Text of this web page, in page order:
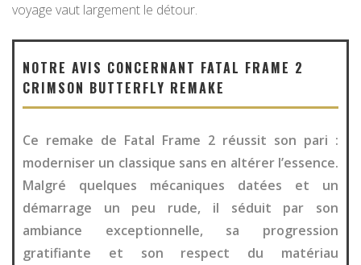
voyage vaut largement le détour.
NOTRE AVIS CONCERNANT FATAL FRAME 2
CRIMSON BUTTERFLY REMAKE
Ce remake de Fatal Frame 2 réussit son pari :
moderniser un classique sans en altérer l’essence.
Malgré quelques mécaniques datées et un
démarrage un peu rude, il séduit par son
ambiance exceptionnelle, sa progression
gratifiante et son respect du matériau